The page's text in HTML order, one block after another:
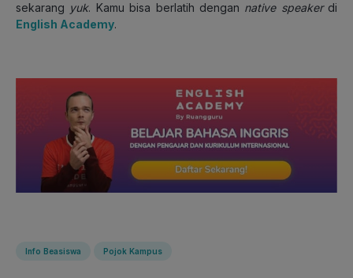
sekarang yuk. Kamu bisa berlatih dengan native speakerdi
English Academy.
Info Beasiswa Pojok Kampus